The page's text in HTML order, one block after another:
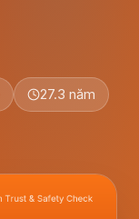
27.3 năm